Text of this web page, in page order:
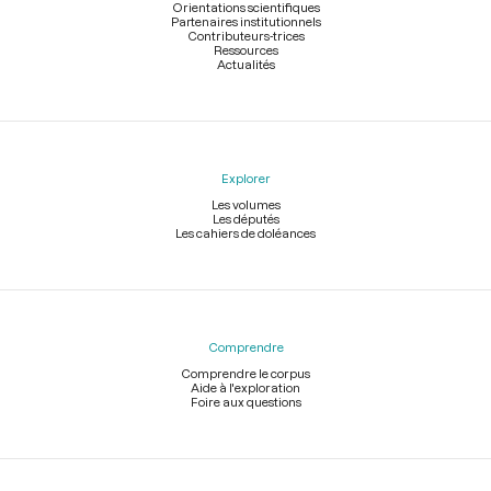
Orientations scientifiques
Partenaires institutionnels
Contributeurs-trices
Ressources
Actualités
Explorer
Les volumes
Les députés
Les cahiers de doléances
Comprendre
Comprendre le corpus
Aide à l'exploration
Foire aux questions